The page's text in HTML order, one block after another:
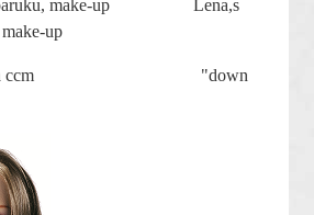
paruku, make-up Lena,s
up
barva ccm "down